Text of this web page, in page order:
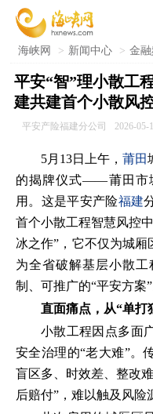
海峡网 > 新闻中心 > 金
平安“智”理小散工
建共建首个小散风
平安产险福建分公司 2026-05-
5月13日上午， 莆田
的揭牌仪式——莆田市
用。这是平安产险福建
首个小散工程智慧风控
冰之作”，它不仅为城厢
为全省破解基层小散
制、可推广的“平安方案”
直面痛点，从“单打
小散工程因点多面
安全治理的“老大难”。
盲区多、时效差、整改
后赔付”，难以触及风险